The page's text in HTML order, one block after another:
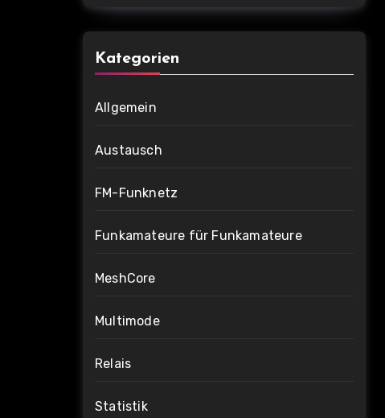
Kategorien
Allgemein
Austausch
FM-Funknetz
Funkamateure für Funkamateure
MeshCore
Multimode
Relais
Statistik